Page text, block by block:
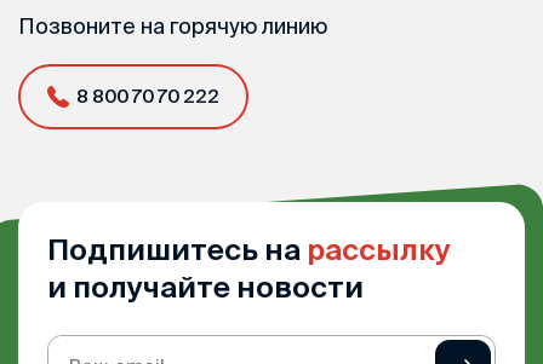
Позвоните на горячую линию
8 800 70 70 222
Подпишитесь на рассылку
и получайте новости
Подписка